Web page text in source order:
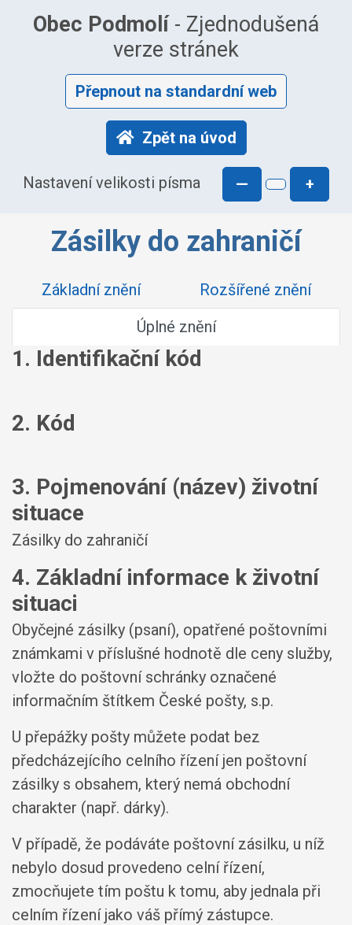
Obec Podmolí- Zjednodušená
verze stránek
Přepnout na standardní web
Zpět na úvod
Nastavení velikosti písma — +
Zásilky do zahraničí
Základní znění
Rozšířené znění
Úplné znění
1. Identifikační kód
2. Kód
3. Pojmenování (název) životní
situace
Zásilky do zahraničí
4. Základní informace k životní
situaci
Obyčejné zásilky (psaní), opatřené poštovními
známkami v příslušné hodnotě dle ceny služby,
vložte do poštovní schránky označené
informačním štítkem České pošty, s.p.
U přepážky pošty můžete podat bez
předcházejícího celního řízení jen poštovní
zásilky s obsahem, který nemá obchodní
charakter (např. dárky).
V případě, že podáváte poštovní zásilku, u níž
nebylo dosud provedeno celní řízení,
zmocňujete tím poštu k tomu, aby jednala při
celním řízení jako váš přímý zástupce.